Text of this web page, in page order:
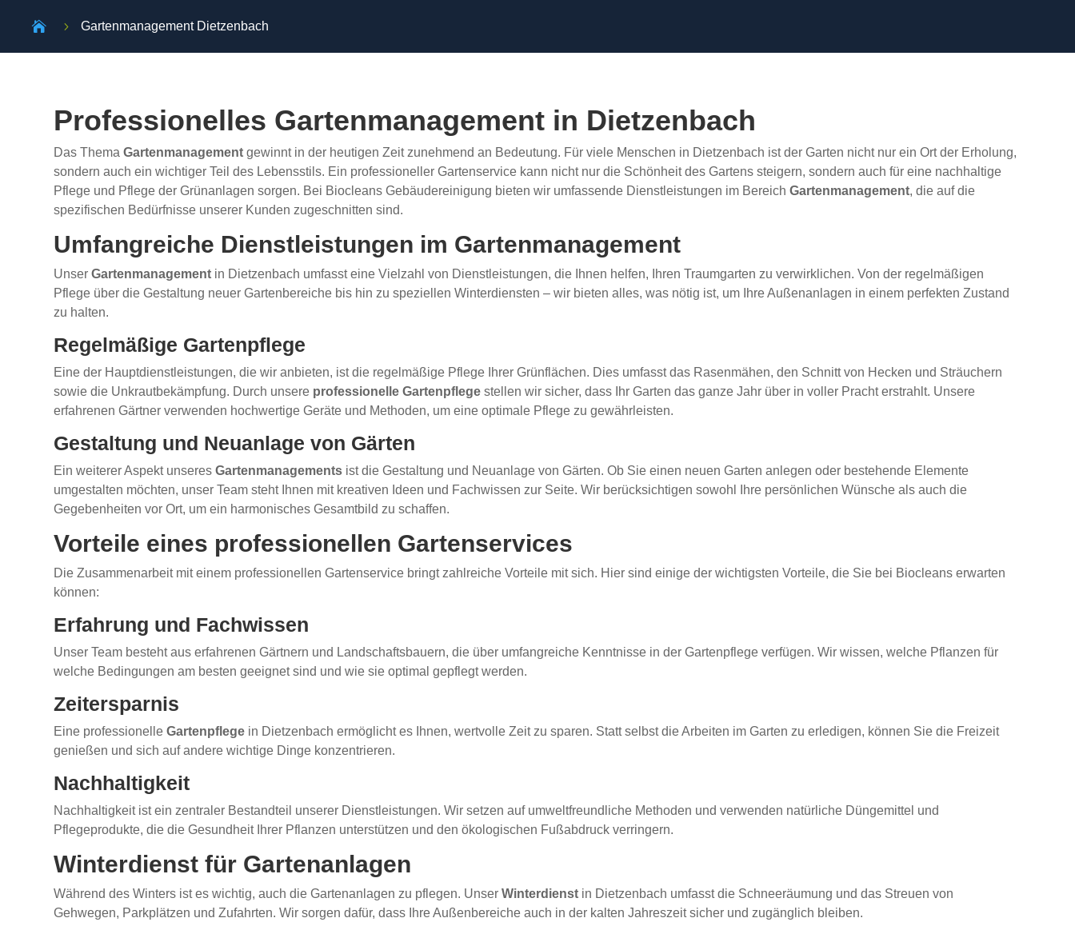
 5 Gartenmanagement Dietzenbach
Professionelles Gartenmanagement in Dietzenbach
Das ThemaGartenmanagement gewinnt in der heutigen Zeit zunehmend an Bedeutung. Für viele Menschen in Dietzenbach ist der Garten nicht nur ein Ort der Erholung,
sondern auch ein wichtiger Teil des Lebensstils. Ein professioneller Gartenservice kann nicht nur die Schönheit des Gartens steigern, sondern auch für eine nachhaltige
Pflege und Pflege der Grünanlagen sorgen. Bei Biocleans Gebäudereinigung bieten wir umfassende Dienstleistungen im BereichGartenmanagement, die auf die
spezifischen Bedürfnisse unserer Kunden zugeschnitten sind.
Umfangreiche Dienstleistungen im Gartenmanagement
UnserGartenmanagement in Dietzenbach umfasst eine Vielzahl von Dienstleistungen, die Ihnen helfen, Ihren Traumgarten zu verwirklichen. Von der regelmäßigen
Pflege über die Gestaltung neuer Gartenbereiche bis hin zu speziellen Winterdiensten – wir bieten alles, was nötig ist, um Ihre Außenanlagen in einem perfekten Zustand
zu halten.
Regelmäßige Gartenpflege
Eine der Hauptdienstleistungen, die wir anbieten, ist die regelmäßige Pflege Ihrer Grünflächen. Dies umfasst das Rasenmähen, den Schnitt von Hecken und Sträuchern
sowie die Unkrautbekämpfung. Durch unsere professionelle Gartenpflege stellen wir sicher, dass Ihr Garten das ganze Jahr über in voller Pracht erstrahlt. Unsere
erfahrenen Gärtner verwenden hochwertige Geräte und Methoden, um eine optimale Pflege zu gewährleisten.
Gestaltung und Neuanlage von Gärten
Ein weiterer Aspekt unseresGartenmanagements ist die Gestaltung und Neuanlage von Gärten. Ob Sie einen neuen Garten anlegen oder bestehende Elemente
umgestalten möchten, unser Team steht Ihnen mit kreativen Ideen und Fachwissen zur Seite. Wir berücksichtigen sowohl Ihre persönlichen Wünsche als auch die
Gegebenheiten vor Ort, um ein harmonisches Gesamtbild zu schaffen.
Vorteile eines professionellen Gartenservices
Die Zusammenarbeit mit einem professionellen Gartenservice bringt zahlreiche Vorteile mit sich. Hier sind einige der wichtigsten Vorteile, die Sie bei Biocleans erwarten
können:
Erfahrung und Fachwissen
Unser Team besteht aus erfahrenen Gärtnern und Landschaftsbauern, die über umfangreiche Kenntnisse in der Gartenpflege verfügen. Wir wissen, welche Pflanzen für
welche Bedingungen am besten geeignet sind und wie sie optimal gepflegt werden.
Zeitersparnis
Eine professionelleGartenpflege in Dietzenbach ermöglicht es Ihnen, wertvolle Zeit zu sparen. Statt selbst die Arbeiten im Garten zu erledigen, können Sie die Freizeit
genießen und sich auf andere wichtige Dinge konzentrieren.
Nachhaltigkeit
Nachhaltigkeit ist ein zentraler Bestandteil unserer Dienstleistungen. Wir setzen auf umweltfreundliche Methoden und verwenden natürliche Düngemittel und
Pflegeprodukte, die die Gesundheit Ihrer Pflanzen unterstützen und den ökologischen Fußabdruck verringern.
Winterdienst für Gartenanlagen
Während des Winters ist es wichtig, auch die Gartenanlagen zu pflegen. UnserWinterdienst in Dietzenbach umfasst die Schneeräumung und das Streuen von
Gehwegen, Parkplätzen und Zufahrten. Wir sorgen dafür, dass Ihre Außenbereiche auch in der kalten Jahreszeit sicher und zugänglich bleiben.